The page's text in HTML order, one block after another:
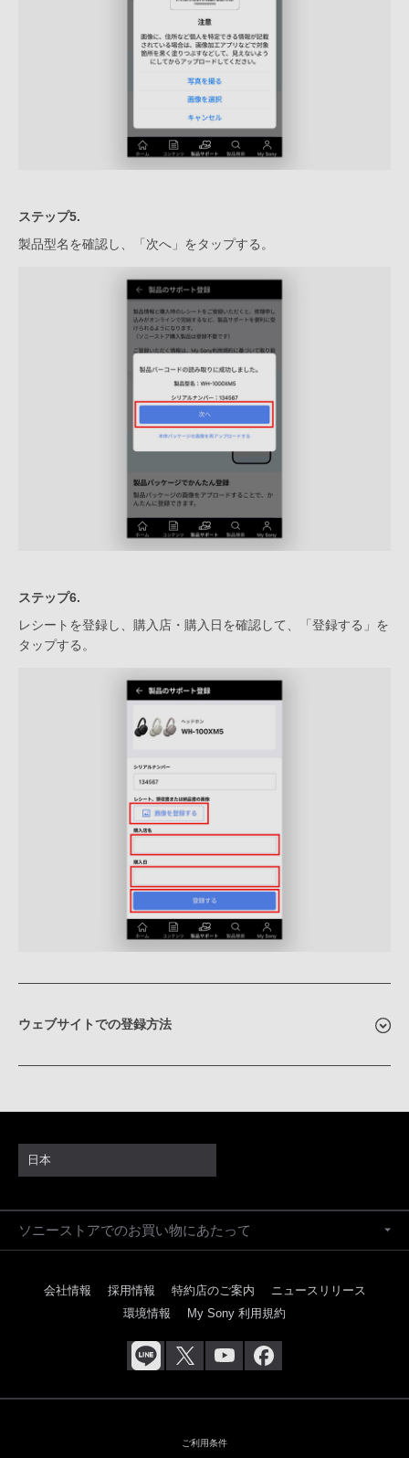
ステップ5.
製品型名を確認し、「次へ」をタップする。
ステップ6.
レシートを登録し、購入店・購入日を確認して、「登録する」を
タップする。
ウェブサイトでの登録方法
日本
ソニーストアでのお買い物にあたって
会社情報 採用情報 特約店のご案内
ニュースリリース
環境情報
My Sony 利用規約
ご利用条件